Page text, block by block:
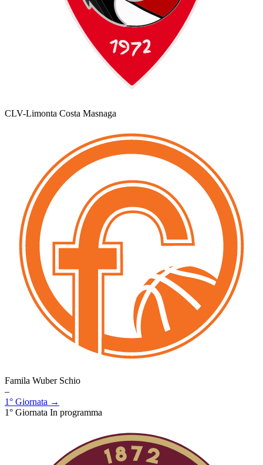
CLV-Limonta Costa Masnaga
Famila Wuber Schio
–
1° Giornata →
1° Giornata In programma